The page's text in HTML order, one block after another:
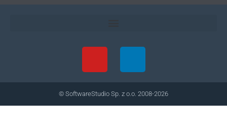
© SoftwareStudio Sp. z o.o. 2008-2026